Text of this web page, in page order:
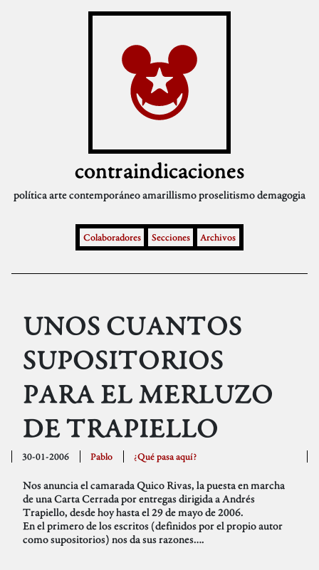
contraindicaciones
políticaarte contemporáneoamarillismoproselitismodemagogia
Colaboradores Secciones Archivos
UNOS CUANTOS
SUPOSITORIOS
PARA EL MERLUZO
DE TRAPIELLO
30-01-2006 Pablo ¿Qué pasa aquí?
Nos anuncia el camarada Quico Rivas, la puesta en marcha
de una Carta Cerrada por entregas dirigida a Andrés
Trapiello, desde hoy hasta el 29 de mayo de 2006.
En el primero de los escritos (definidos por el propio autor
como supositorios) nos da sus razones….